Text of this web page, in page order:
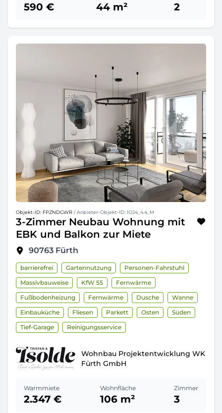
590 € 44 m² 2
Objekt-ID: FPZNDGWR / Anbieter-Objekt-ID: IO24_4.4_M
3-Zimmer Neubau Wohnung mit
EBK und Balkon zur Miete
90763 Fürth
barrierefrei Gartennutzung
Personen-Fahrstuhl
Massivbauweise
KfW 55
Fernwärme
Fußbodenheizung
Fernwärme Dusche
Wanne
Einbauküche
Fliesen Parkett Osten
Süden
Tief-Garage
Reinigungsservice
Wohnbau Projektentwicklung WK
Fürth GmbH
Warmmiete
2.347 €
Wohnfläche
106 m²
Zimmer
3